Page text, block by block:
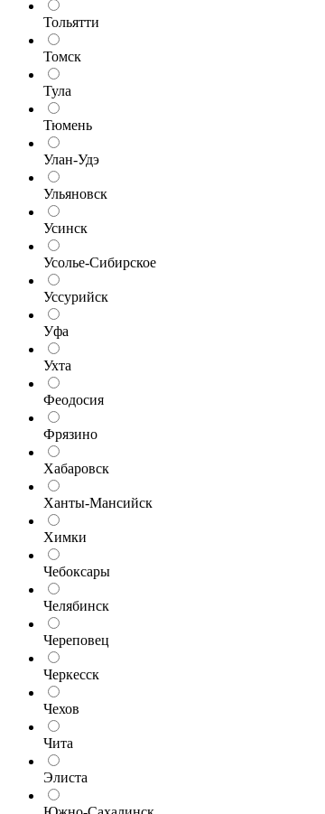
Тольятти
Томск
Тула
Тюмень
Улан-Удэ
Ульяновск
Усинск
Усолье-Сибирское
Уссурийск
Уфа
Ухта
Феодосия
Фрязино
Хабаровск
Ханты-Мансийск
Химки
Чебоксары
Челябинск
Череповец
Черкесск
Чехов
Чита
Элиста